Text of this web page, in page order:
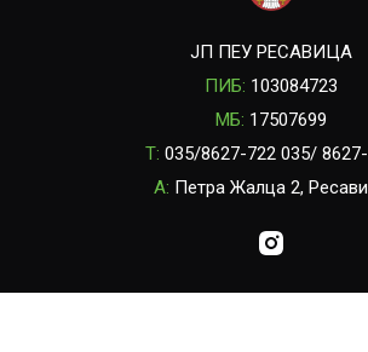
ЈП ПЕУ РЕСАВИЦА
ПИБ: 103084723
МБ: 17507699
T: 035/8627-722 035/
A: Петра Жалца 2,